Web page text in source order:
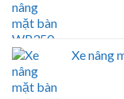
Xe nâng